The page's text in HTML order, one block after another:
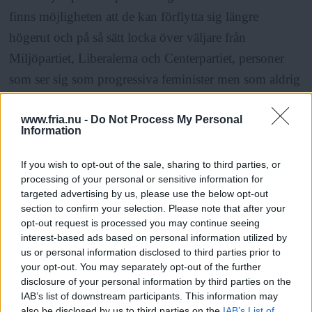
www.fria.nu - Do Not Process My Personal
Information
If you wish to opt-out of the sale, sharing to third parties, or
processing of your personal or sensitive information for
targeted advertising by us, please use the below opt-out
section to confirm your selection. Please note that after your
opt-out request is processed you may continue seeing
interest-based ads based on personal information utilized by
us or personal information disclosed to third parties prior to
your opt-out. You may separately opt-out of the further
disclosure of your personal information by third parties on the
IAB’s list of downstream participants. This information may
finns möjligheten att de kan förflytta sig längre
högerut och på så sätt locka över väljare från
Miljöpartiet, Liberalerna och Centerpartiet, personer
som ser sig som progressiva feminister men som aldrig
så går de åt andra hållet och försöker profilera sig
tillbaka dem som röstade på V i senaste valet.
Vissa menar att V och Fi redan i dag liknar varandra så
mycket att det bara finns plats för ett av partierna. Och
visst, skillnaden mellan partierna inom många
områden är små eller obefintliga. Just nu, när de flesta
trängs kring de auktoritära och nationalistiska idéerna,